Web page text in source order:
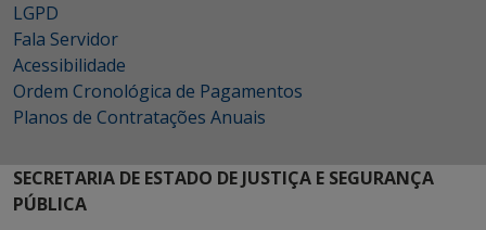
LGPD
Fala Servidor
Acessibilidade
Ordem Cronológica de Pagamentos
Planos de Contratações Anuais
SECRETARIA DE ESTADO DE JUSTIÇA E SEGURANÇA
PÚBLICA